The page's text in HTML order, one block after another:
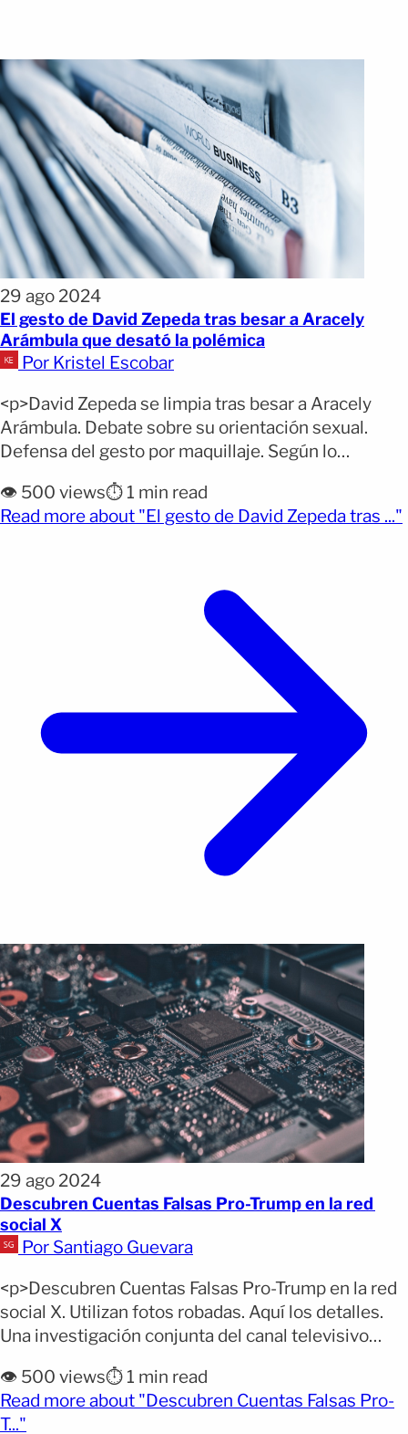
29 ago 2024
El gesto de David Zepeda tras besar a Aracely
Arámbula que desató la polémica
Por Kristel Escobar
<p>David Zepeda se limpia tras besar a Aracely
Arámbula. Debate sobre su orientación sexual.
Defensa del gesto por maquillaje. Según lo
mexicano David Zepeda sorprendió a Aracely
Arámbula con un inesperado gesto. El hecho
👁️ 500 views⏱️ 1 min read
Read more about "El gesto de David Zepeda tras ..."
29 ago 2024
Descubren Cuentas Falsas Pro-Trump en la red
social X
Por Santiago Guevara
<p>Descubren Cuentas Falsas Pro-Trump en la red
social X. Utilizan fotos robadas. Aquí los detalles.
Una investigación conjunta del canal televisivo
en la red social X, que simulan ser jóvenes
estadounidenses partidarias del expresidente
👁️ 500 views⏱️ 1 min read
Read more about "Descubren Cuentas Falsas Pro-
T..."